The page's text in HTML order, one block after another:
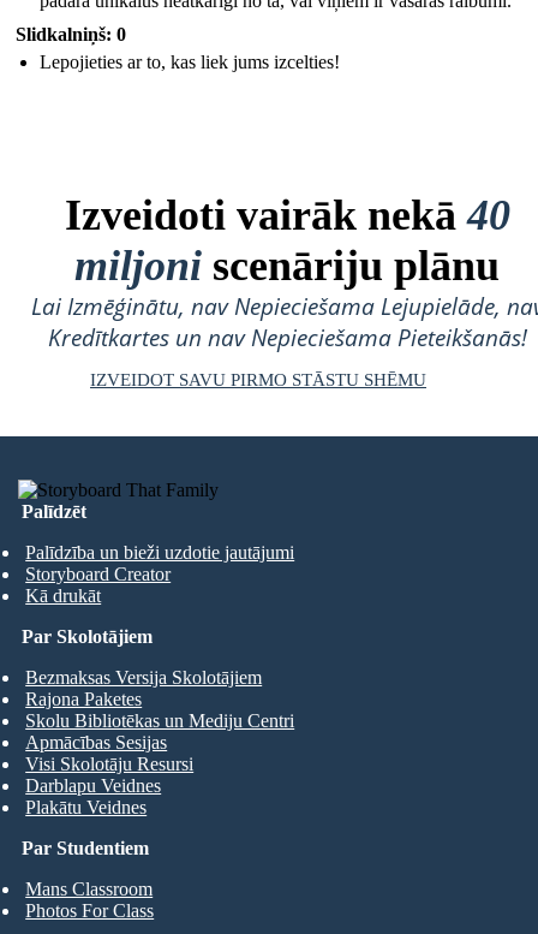
Slidkalniņš: 0
Lepojieties ar to, kas liek jums izcelties!
Izveidoti vairāk nekā40
miljoni scenāriju plānu
Lai Izmēģinātu, nav Nepieciešama Lejupielāde,
Kredītkartes un nav Nepieciešama Pieteikšanās!
IZVEIDOT SAVU PIRMO STĀSTU SHĒMU
Palīdzēt
Palīdzība un bieži uzdotie jautājumi
Storyboard Creator
Kā drukāt
Par Studentiem
Mans Classroom
Photos For Class
Par Skolotājiem
Bezmaksas Versija Skolotājiem
Rajona Paketes
Skolu Bibliotēkas un Mediju Centri
Apmācības Sesijas
Visi Skolotāju Resursi
Darblapu Veidnes
Plakātu Veidnes